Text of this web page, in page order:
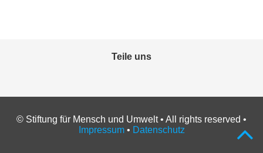
Teile uns
© Stiftung für Mensch und Umwelt • All rights reserved •
Impressum• Datenschutz